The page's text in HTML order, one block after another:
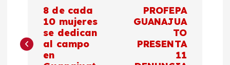
v
8 de cada
10 mujeres
se dedican
al campo
en
PROFEPA
GUANAJUA
TO
PRESENTA
11